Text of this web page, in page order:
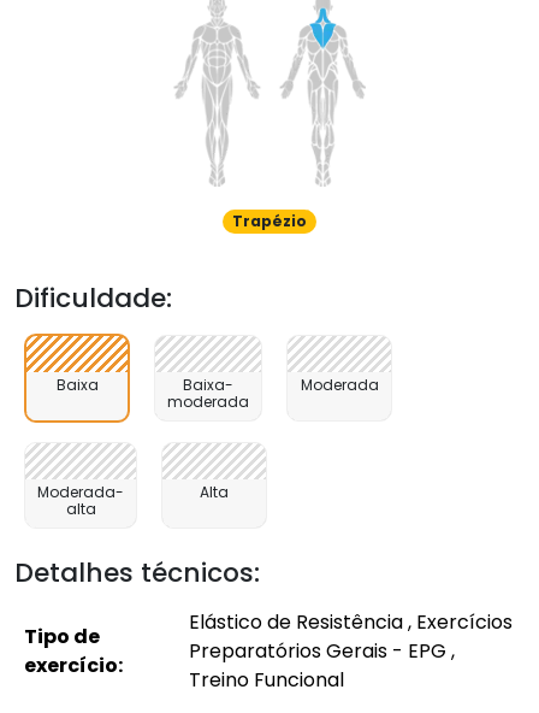
Trapézio
Dificuldade:
Baixa
Baixa-
moderada
Moderada
Moderada-
alta
Alta
Detalhes técnicos:
Tipo de
exercício:
Elástico de Resistência , Exercícios
Preparatórios Gerais - EPG ,
Treino Funcional